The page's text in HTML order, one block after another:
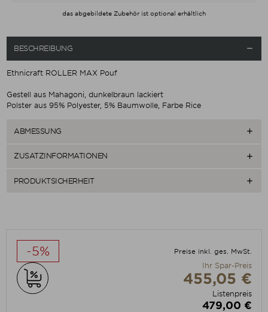
das abgebildete Zubehör ist optional erhältlich
BESCHREIBUNG 
Ethnicraft ROLLER MAX Pouf
Gestell aus Mahagoni, dunkelbraun lackiert
Polster aus 95% Polyester, 5% Baumwolle, Farbe Rice
ABMESSUNG 
ZUSATZINFORMATIONEN 
PRODUKTSICHERHEIT 
-5% Preise inkl. ges. MwSt.
Ihr Spar-Preis
455,05 €
Listenpreis
479,00 €